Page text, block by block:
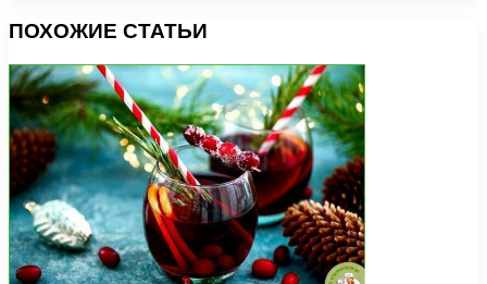
ПОХОЖИЕ СТАТЬИ